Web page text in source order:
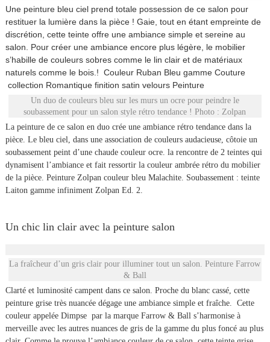
Une peinture bleu ciel prend totale possession de ce salon pour
restituer la lumière dans la pièce ! Gaie, tout en étant empreinte de
discrétion, cette teinte offre une ambiance simple et sereine au
salon. Pour créer une ambiance encore plus légère, le mobilier
s’habille de couleurs sobres comme le lin clair et de matériaux
naturels comme le bois.! Couleur Ruban Bleu gamme Couture
collection Romantique finition satin velours Peinture
Un duo de couleurs bleu sur les murs un ocre pour peindre le
soubassement pour un salon style rétro tendance ! Photo : Zolpan
La peinture de ce salon en duo crée une ambiance rétro tendance dans la
pièce. Le bleu ciel, dans une association de couleurs audacieuse, côtoie un
soubassement peint d’une chaude couleur ocre. la rencontre de 2 teintes qui
dynamisent l’ambiance et fait ressortir la couleur ambrée rétro du mobilier
de la pièce. Peinture Zolpan couleur bleu Malachite. Soubassement : teinte
Laiton gamme infiniment Zolpan Ed. 2.
Un chic lin clair avec la peinture salon
La fraîcheur d’un gris clair pour illuminer tout un salon. Peinture Farrow
& Ball
Clarté et luminosité campent dans ce salon. Proche du blanc cassé, cette
peinture grise très nuancée dégage une ambiance simple et fraîche. Cette
couleur appelée Dimpse par la marque Farrow & Ball s’harmonise à
merveille avec les autres nuances de gris de la gamme du plus foncé au plus